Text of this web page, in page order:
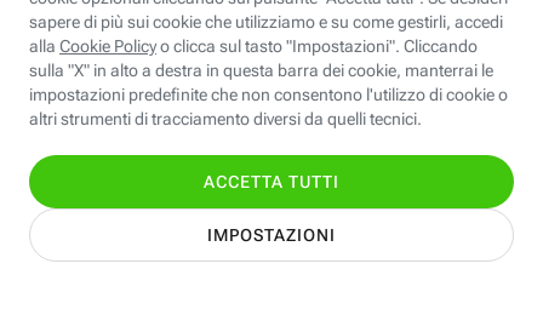
Device per la smart Home che
possono aiutarti se vivi da solo
Alcuni dispositivi per la Smart Home sono molto
utili e possono fare la differenza per chi vive da
solo: ecco quali device non devono mancare dal
proprio ecosistema smart domestico